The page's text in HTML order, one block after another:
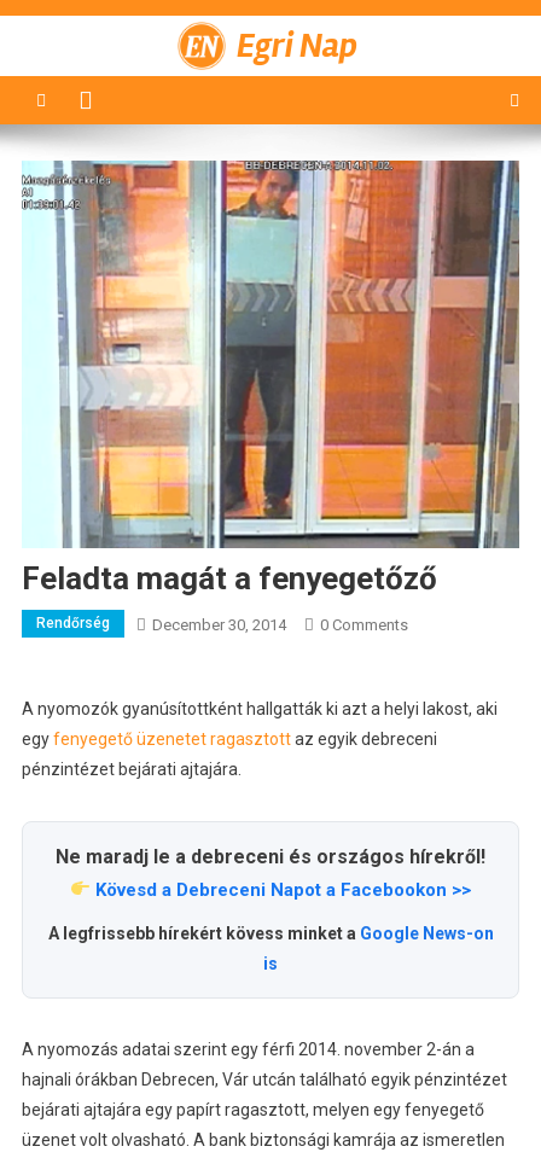
Egri Nap
Feladta magát a fenyegetőző
Rendőrség December 30, 2014 0 Comments
A nyomozók gyanúsítottként hallgatták ki azt a helyi lakost, aki
egyfenyegető üzenetet ragasztottaz egyik debreceni
pénzintézet bejárati ajtajára.
Ne maradj le a debreceni és országos hírekről!
Kövesd a Debreceni Napot a Facebookon >>
A legfrissebb hírekért kövess minket a Google News-on
is
A nyomozás adatai szerint egy férfi 2014. november 2-án a
hajnali órákban Debrecen, Vár utcán található egyik pénzintézet
bejárati ajtajára egy papírt ragasztott, melyen egy fenyegető
üzenet volt olvasható. A bank biztonsági kamrája az ismeretlen